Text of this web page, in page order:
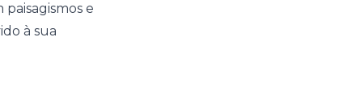
paisagismos e
à sua